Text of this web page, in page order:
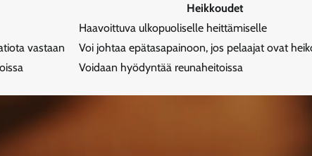
Heikkoudet
Haavoittuva ulkopuoliselle heittämiselle
vastaan
Voi johtaa epätasapainoon, jos pelaajat ovat
Voidaan hyödyntää reunaheitoissa